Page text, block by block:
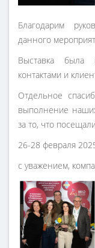
Благодарим
данного
Выставка была
контактами и
Отдельное
выполнение
за то, что
26-28 февраля
с уважением,